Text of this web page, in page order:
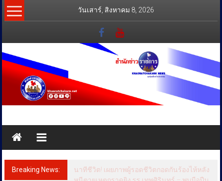
Skip
to
วันเสาร์, สิงหาคม 8, 2026
สำนัก
ข่าว
ราชการ
Breaking News:
นาทีชีวิต! เผยภาพผู้รอดชีวิตกอดกันร้องไห้หลัง